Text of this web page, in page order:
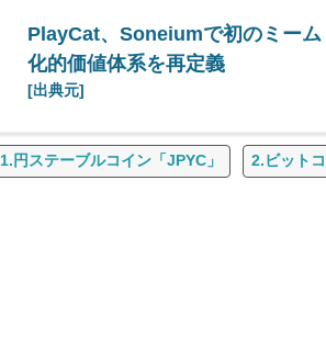
PlayCat、Soneiumで初のミー
化的価値体系を再定義
[出典元]
1.円ステーブルコイン「JPYC」 2.ビット